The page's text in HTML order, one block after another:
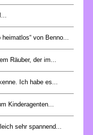
von Benno...
Räuber, der im...
Ich habe es...
Kinderagenten...
sehr spannend...